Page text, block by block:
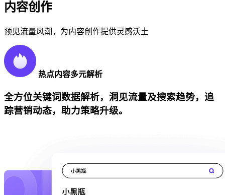
内容创作
预见流量风潮，为内容创作提供灵感沃土
热点内容多元解析
全方位关键词数据解析，洞见流量及搜索趋势，追
踪营销动态，助力策略升级。